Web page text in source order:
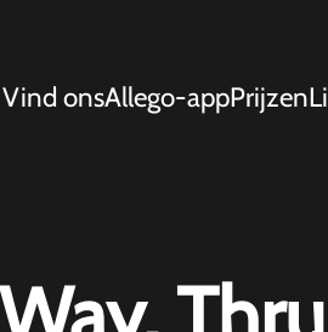
Vind onsAllego-appPrijzen